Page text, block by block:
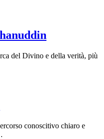
del Divino e della verità, più
conoscitivo chiaro e